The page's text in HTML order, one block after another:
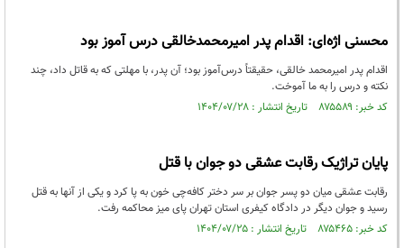
محسنی اژه‌ای: اقدام پدر امیرمحمدخالقی درس آموز بود
اقدام پدر امیرمحمد خالقی، حقیقتاً درس‌آموز بود؛ آن پدر، با مهلتی که به قاتل داد، چند
نکته و درس را به ما آموخت.
کد خبر: ۸۷۵۵۸۹ تاریخ انتشار : ۱۴۰۴/۰۷/۲۸
پایان تراژیک رقابت عشقی دو جوان با قتل
رقابت عشقی میان دو پسر جوان بر سر دختر کافه‌چی خون به پا کرد و یکی از آنها به قتل
رسید و جوان دیگر در دادگاه کیفری استان تهران پای میز محاکمه رفت.
کد خبر: ۸۷۵۴۶۵ تاریخ انتشار : ۱۴۰۴/۰۷/۲۵